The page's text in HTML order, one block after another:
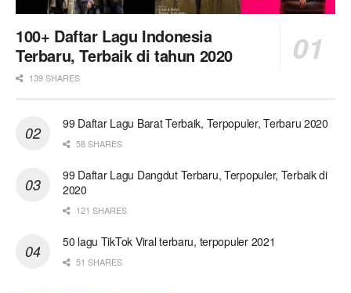
100+ Daftar Lagu Indonesia
Terbaru, Terbaik di tahun 2020
139 SHARES
99 Daftar Lagu Barat Terbaik, Terpopuler, Terbaru 2020
58 SHARES
99 Daftar Lagu Dangdut Terbaru, Terpopuler, Terbaik di
2020
121 SHARES
50 lagu TikTok Viral terbaru, terpopuler 2021
51 SHARES